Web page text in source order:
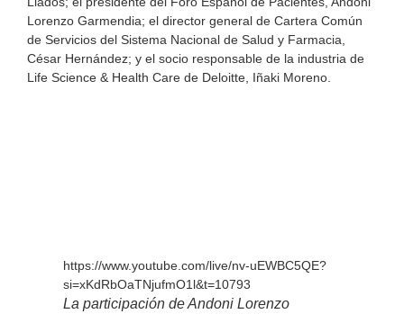
Lorenzo Garmendia; el director general de Cartera Común
de Servicios del Sistema Nacional de Salud y Farmacia,
César Hernández; y el socio responsable de la industria de
Life Science & Health Care de Deloitte, Iñaki Moreno.
https://www.youtube.com/live/nv-uEWBC5QE?
si=xKdRbOaTNjufmO1l&t=10793
La participación de Andoni Lorenzo